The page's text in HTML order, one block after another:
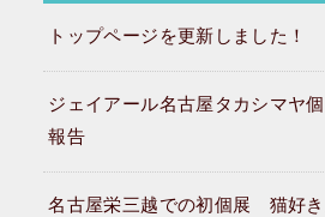
トップページを更新しました！
ジェイアール名古屋タカシマヤ
報告
名古屋栄三越での初個展 猫好き